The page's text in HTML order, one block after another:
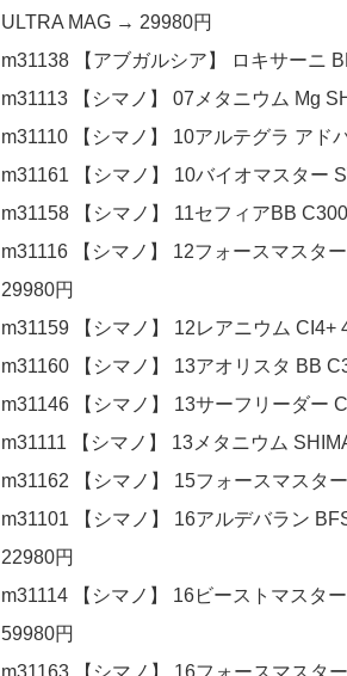
ULTRA MAG → 29980円
m31138 【アブガルシア】 ロキサーニ
m31113 【シマノ】 07メタニウム Mg
m31110 【シマノ】 10アルテグラ ア
m31161 【シマノ】 10バイオマスター
m31158 【シマノ】 11セフィアBB
m31116 【シマノ】 12フォースマスタ
29980円
m31159 【シマノ】 12レアニウム
m31160 【シマノ】 13アオリスタ BB
m31146 【シマノ】 13サーフリーダー
m31111 【シマノ】 13メタニウム
m31162 【シマノ】 15フォースマスタ
m31101 【シマノ】 16アルデバラン
22980円
m31114 【シマノ】 16ビーストマスタ
59980円
m31163 【シマノ】 16フォースマスタ